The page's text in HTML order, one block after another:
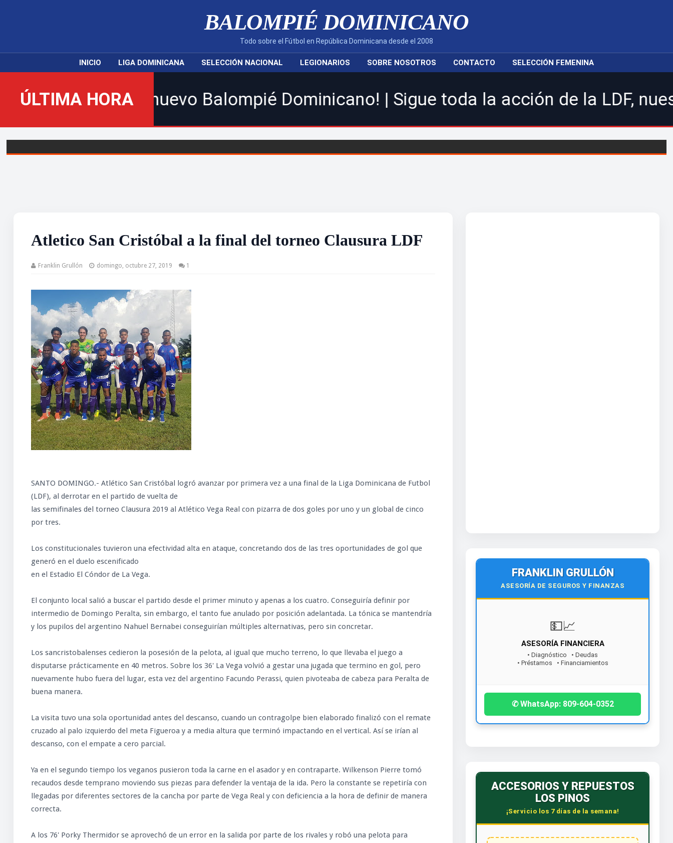
BALOMPIÉ DOMINICANO
Todo sobre el Fútbol en República Dominicana desde el 2008
INICIO LIGA DOMINICANA SELECCIÓN NACIONAL LEGIONARIOS SOBRE NOSOTROS CONTACTO SELECCIÓN FEMENINA
ÚLTIMA HORA
al nuevo Balompié Dominicano! | Sigue toda la acción de la LDF, nuestras
Atletico San Cristóbal a la final del torneo Clausura LDF
Franklin Grullón domingo, octubre 27, 2019 1
SANTO DOMINGO.- Atlético San Cristóbal logró avanzar por primera vez a una final de la Liga Dominicana de Futbol
(LDF), al derrotar en el partido de vuelta de
las semifinales del torneo Clausura 2019 al Atlético Vega Real con pizarra de dos goles por uno y un global de cinco
por tres.
Los constitucionales tuvieron una efectividad alta en ataque, concretando dos de las tres oportunidades de gol que
generó en el duelo escenificado
en el Estadio El Cóndor de La Vega.
El conjunto local salió a buscar el partido desde el primer minuto y apenas a los cuatro. Conseguiría definir por
intermedio de Domingo Peralta, sin embargo, el tanto fue anulado por posición adelantada. La tónica se mantendría
y los pupilos del argentino Nahuel Bernabei conseguirían múltiples alternativas, pero sin concretar.
Los sancristobalenses cedieron la posesión de la pelota, al igual que mucho terreno, lo que llevaba el juego a
disputarse prácticamente en 40 metros. Sobre los 36' La Vega volvió a gestar una jugada que termino en gol, pero
nuevamente hubo fuera del lugar, esta vez del argentino Facundo Perassi, quien pivoteaba de cabeza para Peralta de
buena manera.
La visita tuvo una sola oportunidad antes del descanso, cuando un contragolpe bien elaborado finalizó con el remate
cruzado al palo izquierdo del meta Figueroa y a media altura que terminó impactando en el vertical. Así se irían al
descanso, con el empate a cero parcial.
Ya en el segundo tiempo los veganos pusieron toda la carne en el asador y en contraparte. Wilkenson Pierre tomó
recaudos desde temprano moviendo sus piezas para defender la ventaja de la ida. Pero la constante se repetiría con
llegadas por diferentes sectores de la cancha por parte de Vega Real y con deficiencia a la hora de definir de manera
correcta.
A los 76' Porky Thermidor se aprovechó de un error en la salida por parte de los rivales y robó una pelota para
FRANKLIN GRULLÓN
ASESORÍA DE SEGUROS Y FINANZAS
💵📈
ASESORÍA FINANCIERA
• Diagnóstico • Deudas
• Préstamos • Financiamientos
¡Contáctanos hoy!
✆ WhatsApp: 809-604-0352
ACCESORIOS Y REPUESTOS
LOS PINOS
¡Servicio los 7 días de la semana!